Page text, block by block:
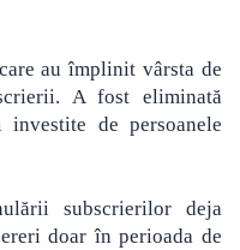
au împlinit vârsta de
A fost eliminată
de persoanele
subscrierilor deja
doar în perioada de